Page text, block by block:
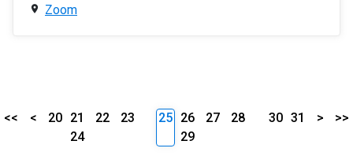
Zoom
<< < 20 21 22
23
24
25 26 27
28
29
30 31 > >>